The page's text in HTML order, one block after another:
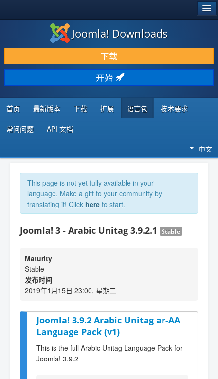
下载 & 扩展
发现 & 学习
社区 & 支持
开发者资源
Joomla! Downloads
下载
开始
首页 最新版本 下载 扩展 语言包 技术要求
常问问题 API 文档
中文
This page is not yet fully available in your
language. Make a gift to your community by
translating it! Click here to start.
Joomla! 3 - Arabic Unitag 3.9.2.1 Stable
Maturity
Stable
发布时间
2019年1月15日 23:00, 星期二
Joomla! 3.9.2 Arabic Unitag ar-AA
Language Pack (v1)
This is the full Arabic Unitag Language Pack for
Joomla! 3.9.2